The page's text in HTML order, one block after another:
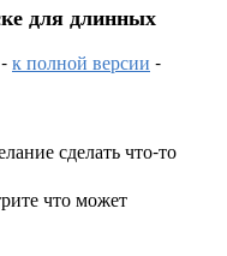
для длинных
-к полной версии -
сделать что-то
что может